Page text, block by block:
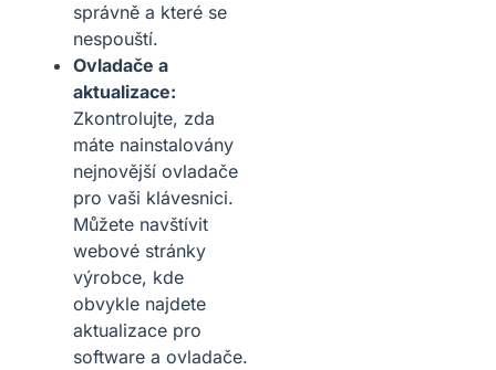
správně a které se
nespouští.
Ovladače a
aktualizace:
Zkontrolujte, zda
máte nainstalovány
nejnovější ovladače
pro vaši klávesnici.
Můžete navštívit
webové stránky
výrobce, kde
obvykle najdete
aktualizace pro
software a ovladače.